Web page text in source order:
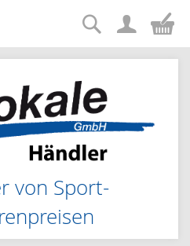
von Sport-
Suche